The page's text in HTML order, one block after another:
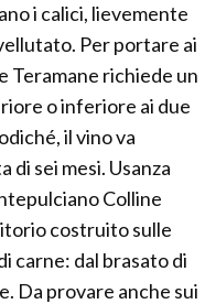
i calici, lievemente
Per portare ai
Teramane richiede un
o inferiore ai due
il vino va
sei mesi. Usanza
Colline
costruito sulle
carne: dal brasato di
Da provare anche sui